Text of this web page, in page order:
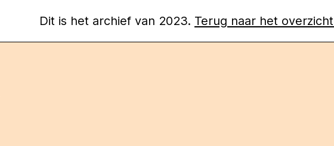
Dit is het archief van 2023. Terug naar het overzicht